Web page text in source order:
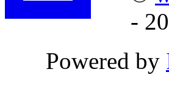
-
Powered by